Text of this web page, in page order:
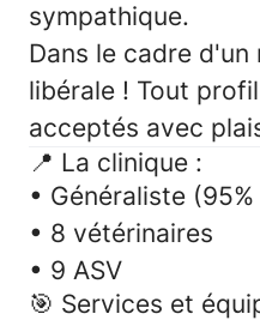
sympathique.
Dans le cadre d'un
libérale ! Tout
acceptés avec
📍 La clinique :
• Généraliste
• 8 vétérinaires
• 9 ASV
🎯 Services et